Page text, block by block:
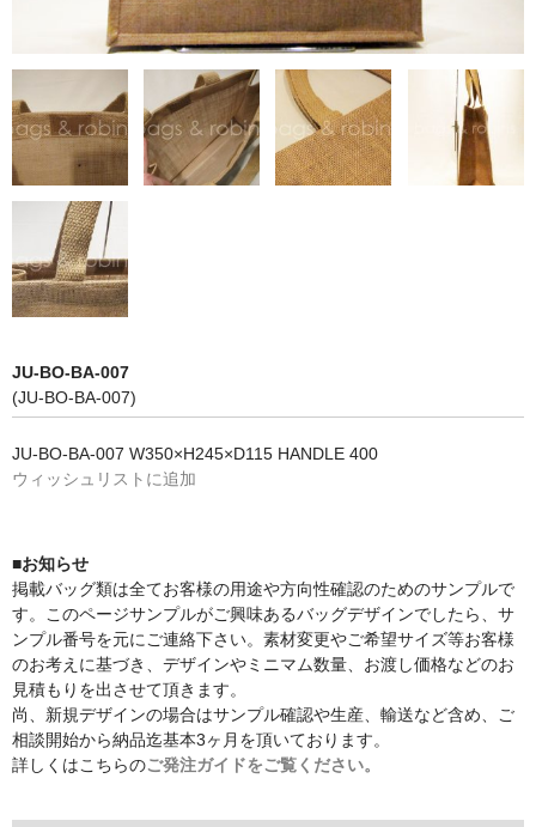
FELT NOTE
CONTACT
GUIDE
JU-BO-BA-007
(JU-BO-BA-007)
JU-BO-BA-007 W350×H245×D115 HANDLE 400
ウィッシュリストに追加
■お知らせ
掲載バッグ類は全てお客様の用途や方向性確認のためのサンプルで
す。このページサンプルがご興味あるバッグデザインでしたら、サ
ンプル番号を元にご連絡下さい。素材変更やご希望サイズ等お客様
のお考えに基づき、デザインやミニマム数量、お渡し価格などのお
見積もりを出させて頂きます。
尚、新規デザインの場合はサンプル確認や生産、輸送など含め、ご
相談開始から納品迄基本3ヶ月を頂いております。
詳しくはこちらのご発注ガイドをご覧ください。